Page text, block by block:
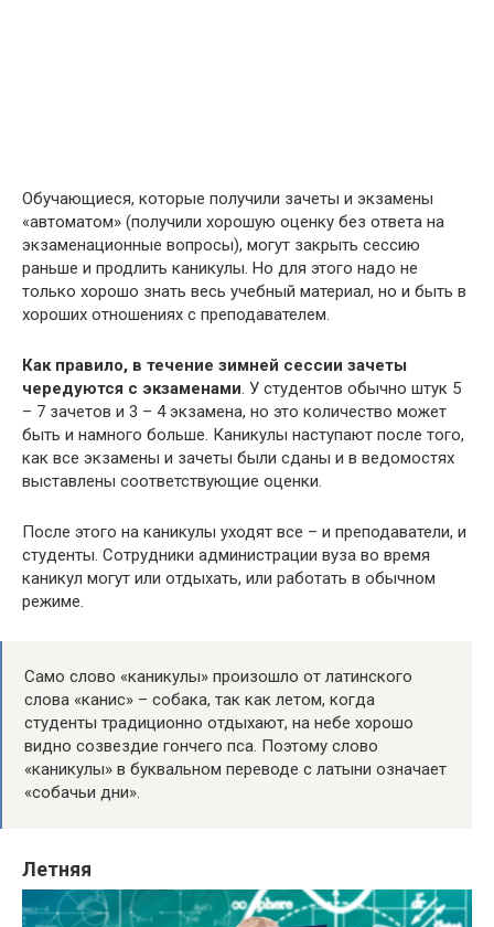
Обучающиеся, которые получили зачеты и экзамены
«автоматом» (получили хорошую оценку без ответа на
экзаменационные вопросы), могут закрыть сессию
раньше и продлить каникулы. Но для этого надо не
только хорошо знать весь учебный материал, но и быть в
хороших отношениях с преподавателем.
Как правило, в течение зимней сессии зачеты
чередуются с экзаменами. У студентов обычно штук 5
– 7 зачетов и 3 – 4 экзамена, но это количество может
быть и намного больше. Каникулы наступают после того,
как все экзамены и зачеты были сданы и в ведомостях
выставлены соответствующие оценки.
После этого на каникулы уходят все – и преподаватели, и
студенты. Сотрудники администрации вуза во время
каникул могут или отдыхать, или работать в обычном
режиме.
Само слово «каникулы» произошло от латинского
слова «канис» – собака, так как летом, когда
студенты традиционно отдыхают, на небе хорошо
видно созвездие гончего пса. Поэтому слово
«каникулы» в буквальном переводе с латыни означает
«собачьи дни».
Летняя